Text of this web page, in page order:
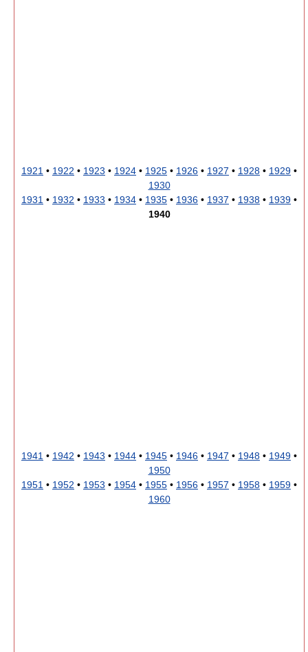
1921 • 1922 • 1923 • 1924 • 1925 • 1926 • 1927 • 1928 • 1929 •
1930
1931 • 1932 • 1933 • 1934 • 1935 • 1936 • 1937 • 1938 • 1939 •
1940
1941 • 1942 • 1943 • 1944 • 1945 • 1946 • 1947 • 1948 • 1949 •
1950
1951 • 1952 • 1953 • 1954 • 1955 • 1956 • 1957 • 1958 • 1959 •
1960